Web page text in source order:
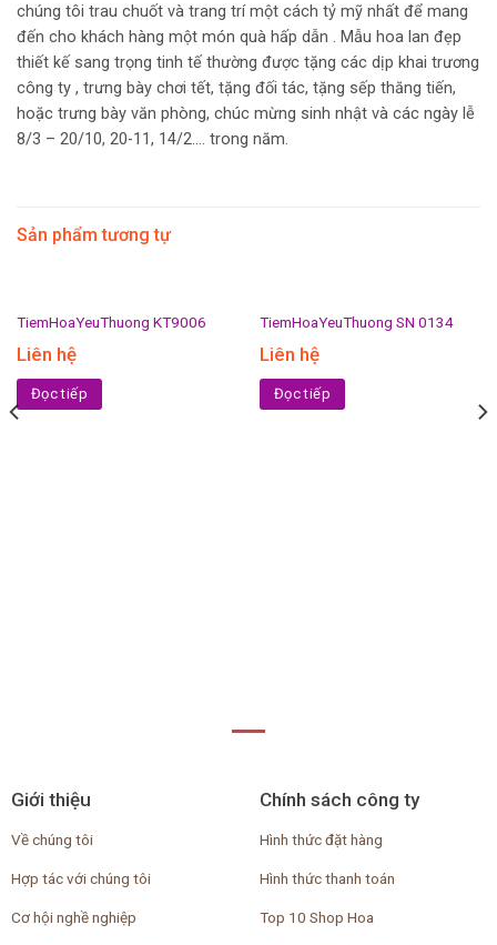
chúng tôi trau chuốt và trang trí một cách tỷ mỹ nhất để mang
đến cho khách hàng một món quà hấp dẫn . Mẫu hoa lan đẹp
thiết kế sang trọng tinh tế thường được tặng các dịp khai trương
công ty , trưng bày chơi tết, tặng đối tác, tặng sếp thăng tiến,
hoặc trưng bày văn phòng, chúc mừng sinh nhật và các ngày lễ
8/3 – 20/10, 20-11, 14/2…. trong năm.
Sản phẩm tương tự
TiemHoaYeuThuong KT9006
Liên hệ
Đọc tiếp
TiemHoaYeuThuong SN 0134
Liên hệ
Đọc tiếp
Giới thiệu
Về chúng tôi
Hợp tác với chúng tôi
Cơ hội nghề nghiệp
Chính sách công ty
Hình thức đặt hàng
Hình thức thanh toán
Top 10 Shop Hoa